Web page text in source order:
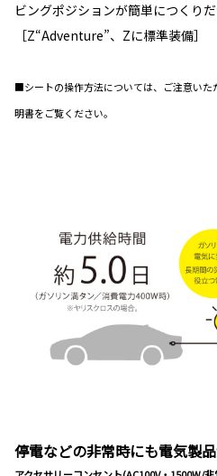
ビングポジションが簡単につくりだ
［Z“Adventure”、Zに標準装備］
■シートの操作方法については、ご注意いた
明書をご覧ください。
停電などの非常時にも電気製品